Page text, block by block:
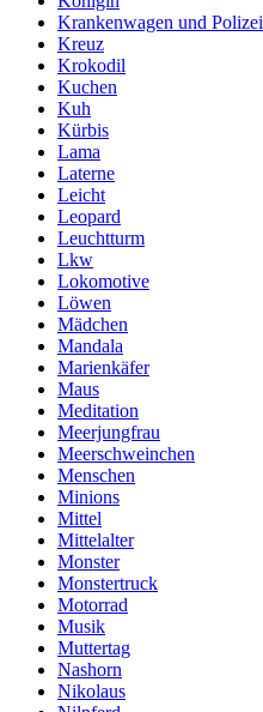
Krankenwagen und Polizei
Kreuz
Krokodil
Kuchen
Kuh
Kürbis
Lama
Laterne
Leicht
Leopard
Leuchtturm
Lkw
Lokomotive
Löwen
Mädchen
Mandala
Marienkäfer
Maus
Meditation
Meerjungfrau
Meerschweinchen
Menschen
Minions
Mittel
Mittelalter
Monster
Monstertruck
Motorrad
Musik
Muttertag
Nashorn
Nikolaus